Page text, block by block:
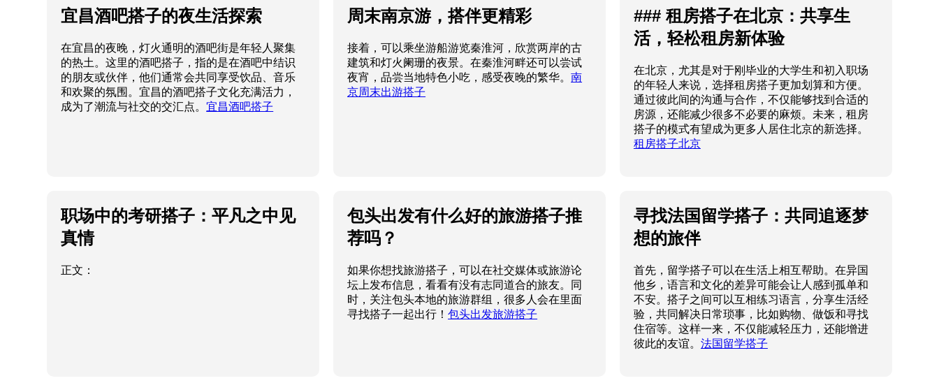
宜昌酒吧搭子的夜生活探索
在宜昌的夜晚，灯火通明的酒吧街是年轻人聚集
的热土。这里的酒吧搭子，指的是在酒吧中结识
的朋友或伙伴，他们通常会共同享受饮品、音乐
和欢聚的氛围。宜昌的酒吧搭子文化充满活力，
成为了潮流与社交的交汇点。宜昌酒吧搭子
周末南京游，搭伴更精彩
接着，可以乘坐游船游览秦淮河，欣赏两岸的古
建筑和灯火阑珊的夜景。在秦淮河畔还可以尝试
夜宵，品尝当地特色小吃，感受夜晚的繁华。南
京周末出游搭子
### 租房搭子在北京：共享生
活，轻松租房新体验
在北京，尤其是对于刚毕业的大学生和初入职场
的年轻人来说，选择租房搭子更加划算和方便。
通过彼此间的沟通与合作，不仅能够找到合适的
房源，还能减少很多不必要的麻烦。未来，租房
搭子的模式有望成为更多人居住北京的新选择。
租房搭子北京
职场中的考研搭子：平凡之中见
真情
正文：
包头出发有什么好的旅游搭子推
荐吗？
如果你想找旅游搭子，可以在社交媒体或旅游论
坛上发布信息，看看有没有志同道合的旅友。同
时，关注包头本地的旅游群组，很多人会在里面
寻找搭子一起出行！包头出发旅游搭子
寻找法国留学搭子：共同追逐梦
想的旅伴
首先，留学搭子可以在生活上相互帮助。在异国
他乡，语言和文化的差异可能会让人感到孤单和
不安。搭子之间可以互相练习语言，分享生活经
验，共同解决日常琐事，比如购物、做饭和寻找
住宿等。这样一来，不仅能减轻压力，还能增进
彼此的友谊。 法国留学搭子